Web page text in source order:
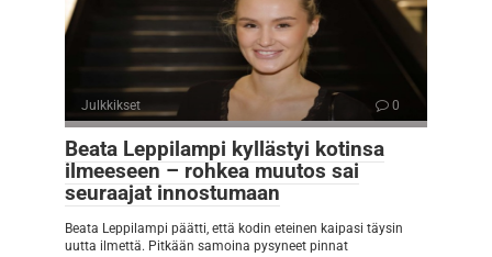
Julkkikset 0
Beata Leppilampi kyllästyi kotinsa
ilmeeseen – rohkea muutos sai
seuraajat innostumaan
Beata Leppilampi päätti, että kodin eteinen kaipasi täysin
uutta ilmettä. Pitkään samoina pysyneet pinnat